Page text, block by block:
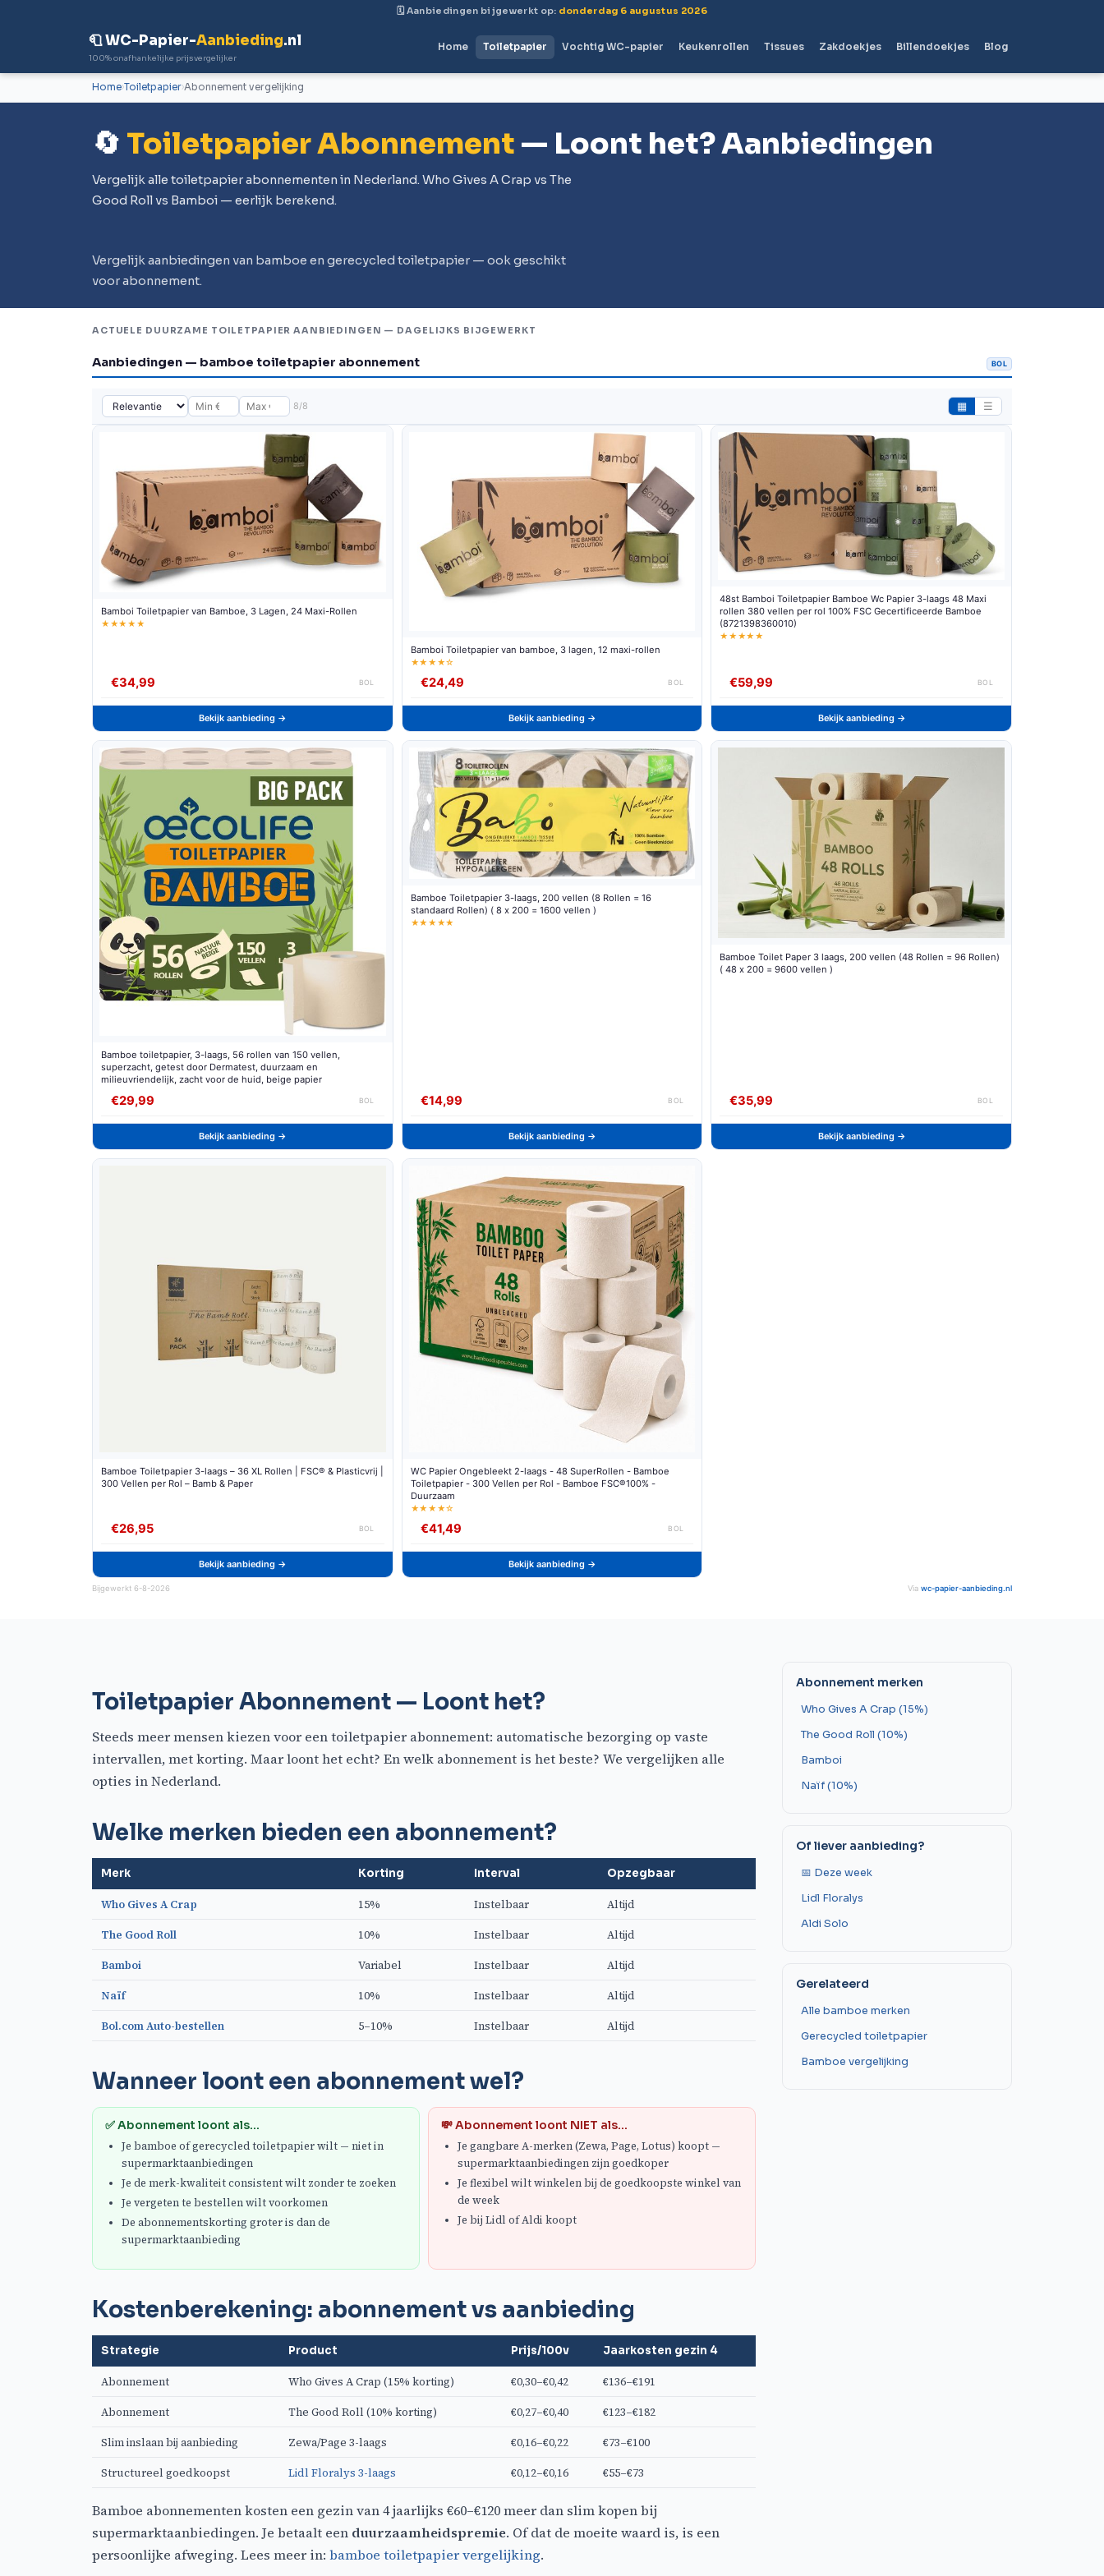
🗓 Aanbiedingen bijgewerkt op: donderdag 6 augustus 2026
🧻 WC-Papier-Aanbieding.nl
100% onafhankelijke prijsvergelijker
Home Toiletpapier Vochtig WC-papier Keukenrollen Tissues Zakdoekjes Billendoekjes Blog
Home Toiletpapier Abonnement vergelijking
🔄 Toiletpapier Abonnement — Loont het? Aanbiedingen
Vergelijk alle toiletpapier abonnementen in Nederland. Who Gives A Crap vs The
Good Roll vs Bamboi — eerlijk berekend.
Vergelijk aanbiedingen van bamboe en gerecycled toiletpapier — ook geschikt
voor abonnement.
ACTUELE DUURZAME TOILETPAPIER AANBIEDINGEN — DAGELIJKS BIJGEWERKT
Aanbiedingen — bamboe toiletpapier abonnement BOL
8/8 ▦ ☰
Bamboi Toiletpapier van Bamboe, 3 Lagen, 24 Maxi-Rollen
★★★★★
€34,99 BOL
Bekijk aanbieding →
Bamboi Toiletpapier van bamboe, 3 lagen, 12 maxi-rollen
★★★★☆
€24,49 BOL
Bekijk aanbieding →
48st Bamboi Toiletpapier Bamboe Wc Papier 3-laags 48 Maxi
rollen 380 vellen per rol 100% FSC Gecertificeerde Bamboe
(8721398360010)
★★★★★
€59,99 BOL
Bekijk aanbieding →
Bamboe toiletpapier, 3-laags, 56 rollen van 150 vellen,
superzacht, getest door Dermatest, duurzaam en
milieuvriendelijk, zacht voor de huid, beige papier
€29,99 BOL
Bekijk aanbieding →
Bamboe Toiletpapier 3-laags, 200 vellen (8 Rollen = 16
standaard Rollen) ( 8 x 200 = 1600 vellen )
★★★★★
€14,99 BOL
Bekijk aanbieding →
Bamboe Toilet Paper 3 laags, 200 vellen (48 Rollen = 96 Rollen)
( 48 x 200 = 9600 vellen )
€35,99 BOL
Bekijk aanbieding →
Bamboe Toiletpapier 3-laags – 36 XL Rollen | FSC® & Plasticvrij |
300 Vellen per Rol – Bamb & Paper
€26,95 BOL
Bekijk aanbieding →
WC Papier Ongebleekt 2-laags - 48 SuperRollen - Bamboe
Toiletpapier - 300 Vellen per Rol - Bamboe FSC®100% -
Duurzaam
★★★★☆
€41,49 BOL
Bekijk aanbieding →
Bijgewerkt 6-8-2026 Via wc-papier-aanbieding.nl
Toiletpapier Abonnement — Loont het?
Steeds meer mensen kiezen voor een toiletpapier abonnement: automatische bezorging op vaste
intervallen, met korting. Maar loont het echt? En welk abonnement is het beste? We vergelijken alle
opties in Nederland.
Welke merken bieden een abonnement?
Merk Korting Interval Opzegbaar
Who Gives A Crap 15% Instelbaar Altijd
The Good Roll 10% Instelbaar Altijd
Bamboi Variabel Instelbaar Altijd
Naïf 10% Instelbaar Altijd
Bol.com Auto-bestellen 5–10% Instelbaar Altijd
Wanneer loont een abonnement wel?
✅ Abonnement loont als...
Je bamboe of gerecycled toiletpapier wilt — niet in
supermarktaanbiedingen
Je de merk-kwaliteit consistent wilt zonder te zoeken
Je vergeten te bestellen wilt voorkomen
De abonnementskorting groter is dan de
supermarktaanbieding
💸 Abonnement loont NIET als...
Je gangbare A-merken (Zewa, Page, Lotus) koopt —
supermarktaanbiedingen zijn goedkoper
Je flexibel wilt winkelen bij de goedkoopste winkel van
de week
Je bij Lidl of Aldi koopt
Kostenberekening: abonnement vs aanbieding
Strategie Product Prijs/100v Jaarkosten gezin 4
Abonnement Who Gives A Crap (15% korting) €0,30–€0,42 €136–€191
Abonnement The Good Roll (10% korting) €0,27–€0,40 €123–€182
Slim inslaan bij aanbieding Zewa/Page 3-laags €0,16–€0,22 €73–€100
Structureel goedkoopst Lidl Floralys 3-laags €0,12–€0,16 €55–€73
Bamboe abonnementen kosten een gezin van 4 jaarlijks €60–€120 meer dan slim kopen bij
supermarktaanbiedingen. Je betaalt een duurzaamheidspremie. Of dat de moeite waard is, is een
persoonlijke afweging. Lees meer in: bamboe toiletpapier vergelijking.
Abonnement merken
Who Gives A Crap (15%)
The Good Roll (10%)
Bamboi
Naïf (10%)
Of liever aanbieding?
📅 Deze week
Lidl Floralys
Aldi Solo
Gerelateerd
Alle bamboe merken
Gerecycled toiletpapier
Bamboe vergelijking